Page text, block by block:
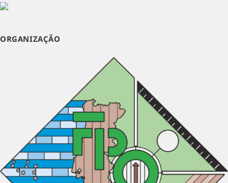
ORGANIZAÇÃO